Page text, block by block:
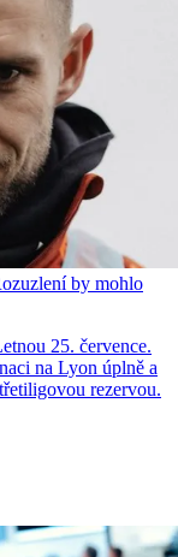
by mohlo
25. července.
na Lyon úplně a
rezervou.